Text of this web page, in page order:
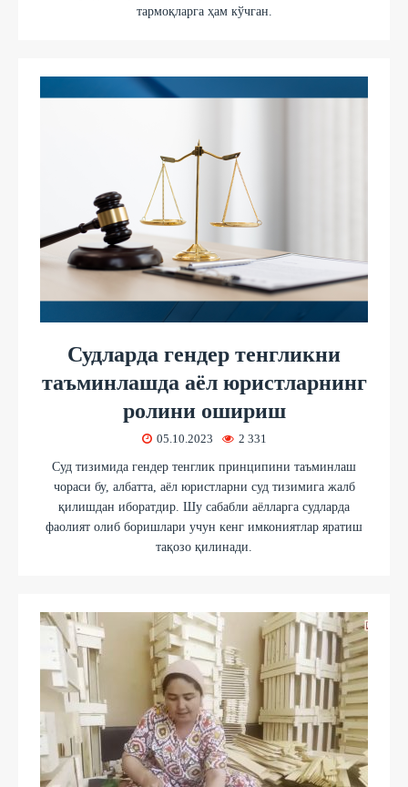
тармоқларга ҳам кўчган.
Судларда гендер тенгликни
таъминлашда аёл юристларнинг
ролини ошириш
05.10.2023 2 331
Суд тизимида гендер тенглик принципини таъминлаш
чораси бу, албатта, аёл юристларни суд тизимига жалб
қилишдан иборатдир. Шу сабабли аёлларга судларда
фаолият олиб боришлари учун кенг имкониятлар яратиш
тақозо қилинади.